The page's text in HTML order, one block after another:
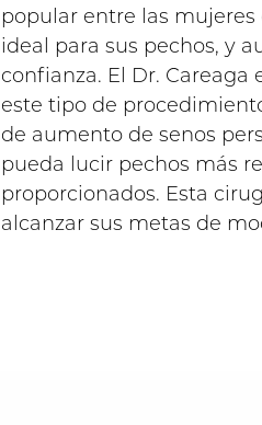
popular entre las
ideal para sus pechos, y
confianza. El Dr.
este tipo de
de aumento de senos
pueda lucir pechos más
proporcionados. Esta
alcanzar sus metas de